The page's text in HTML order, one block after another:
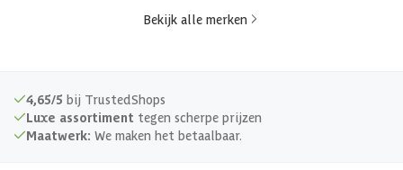
Bekijk alle merken
4,65/5 bij TrustedShops
Luxe assortiment tegen scherpe prijzen
Maatwerk: We maken het betaalbaar.